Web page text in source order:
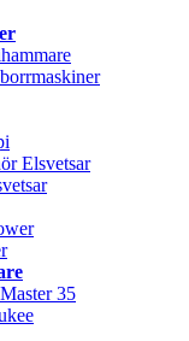
Elsvetsar
35